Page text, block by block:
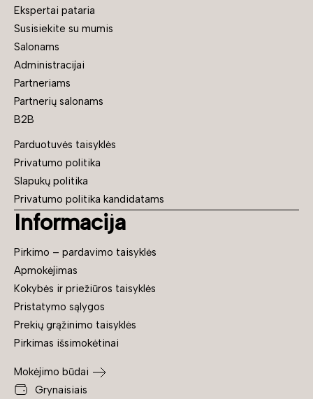
Ekspertai pataria
Susisiekite su mumis
Salonams
Administracijai
Partneriams
Partnerių salonams
B2B
Parduotuvės taisyklės
Privatumo politika
Slapukų politika
Privatumo politika kandidatams
Informacija
Pirkimo – pardavimo taisyklės
Apmokėjimas
Kokybės ir priežiūros taisyklės
Pristatymo sąlygos
Prekių grąžinimo taisyklės
Pirkimas išsimokėtinai
Mokėjimo būdai
Grynaisiais